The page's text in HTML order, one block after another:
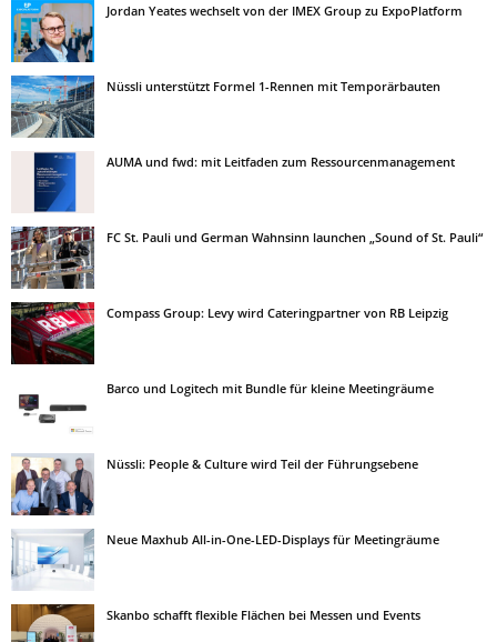
Jordan Yeates wechselt von der IMEX Group zu ExpoPlatform
Nüssli unterstützt Formel 1-Rennen mit Temporärbauten
AUMA und fwd: mit Leitfaden zum Ressourcenmanagement
FC St. Pauli und German Wahnsinn launchen „Sound of St. Pauli“
Compass Group: Levy wird Cateringpartner von RB Leipzig
Barco und Logitech mit Bundle für kleine Meetingräume
Nüssli: People & Culture wird Teil der Führungsebene
Neue Maxhub All-in-One-LED-Displays für Meetingräume
Skanbo schafft flexible Flächen bei Messen und Events